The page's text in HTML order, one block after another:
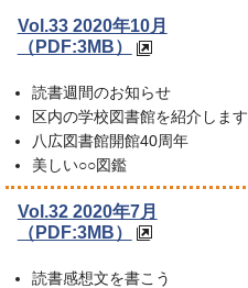
Vol.33 2020年10月
（PDF:3MB）
読書週間のお知らせ
区内の学校図書館を紹介します
八広図書館開館40周年
美しい○○図鑑
Vol.32 2020年7月
（PDF:3MB）
読書感想文を書こう